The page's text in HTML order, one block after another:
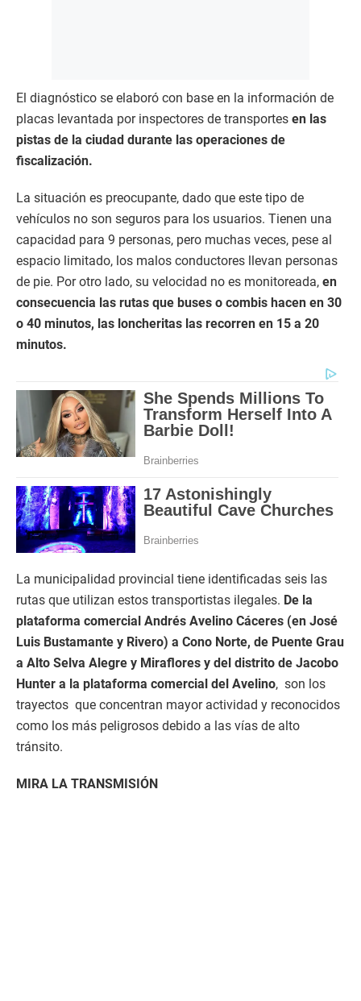
El diagnóstico se elaboró con base en la información de
placas levantada por inspectores de transportes en las
pistas de la ciudad durante las operaciones de
fiscalización.
La situación es preocupante, dado que este tipo de
vehículos no son seguros para los usuarios. Tienen una
capacidad para 9 personas, pero muchas veces, pese al
espacio limitado, los malos conductores llevan personas
de pie. Por otro lado, su velocidad no es monitoreada, en
consecuencia las rutas que buses o combis hacen en 30
o 40 minutos, las loncheritas las recorren en 15 a 20
minutos.
La municipalidad provincial tiene identificadas seis las
rutas que utilizan estos transportistas ilegales. De la
plataforma comercial Andrés Avelino Cáceres (en José
Luis Bustamante y Rivero) a Cono Norte, de Puente Grau
a Alto Selva Alegre y Miraflores y del distrito de Jacobo
Hunter a la plataforma comercial del Avelino, son los
trayectos que concentran mayor actividad y reconocidos
como los más peligrosos debido a las vías de alto
tránsito.
MIRA LA TRANSMISIÓN